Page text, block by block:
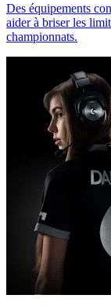
Des équipements
aider à briser les
championnats.